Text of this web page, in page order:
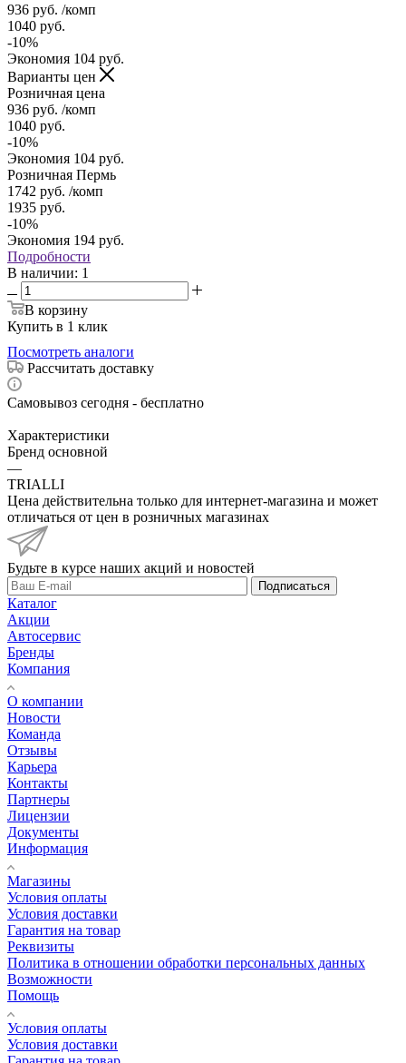
936 руб. /комп
1040 руб.
-10%
Экономия 104 руб.
Варианты цен
Розничная цена
936 руб. /комп
1040 руб.
-10%
Экономия 104 руб.
Розничная Пермь
1742 руб. /комп
1935 руб.
-10%
Экономия 194 руб.
Подробности
В наличии: 1
В корзину
Купить в 1 клик
Посмотреть аналоги
Рассчитать доставку
Самовывоз сегодня - бесплатно
Характеристики
Бренд основной
—
TRIALLI
Цена действительна только для интернет-магазина и может
отличаться от цен в розничных магазинах
Будьте в курсе наших акций и новостей
Подписаться
Каталог
Акции
Автосервис
Бренды
Компания
О компании
Новости
Команда
Отзывы
Карьера
Контакты
Партнеры
Лицензии
Документы
Информация
Магазины
Условия оплаты
Условия доставки
Гарантия на товар
Реквизиты
Политика в отношении обработки персональных данных
Возможности
Помощь
Условия оплаты
Условия доставки